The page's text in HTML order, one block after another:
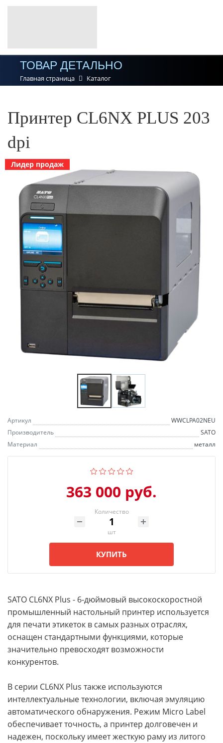
ТОВАР ДЕТАЛЬНО
Главная страница Каталог
Принтер CL6NX PLUS 203
dpi
Лидер продаж
Артикул
WWCLPA02NEU
Производитель
SATO
Материал
металл
363 000 руб.
Количество
шт
КУПИТЬ
SATO CL6NX Plus - 6-дюймовый высокоскоростной
промышленный настольный принтер используется
для печати этикеток в самых разных отраслях,
оснащен стандартными функциями, которые
значительно превосходят возможности
конкурентов.
В серии CL6NX Plus также используются
интеллектуальные технологии, включая эмуляцию
автоматического обнаружения. Режим Micro Label
обеспечивает точность, а принтер долговечен и
надежен, поскольку имеет жесткую раму из литого